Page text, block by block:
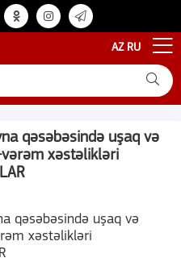
AZ RU
qəsəbəsində uşaq və
xəstəlikləri